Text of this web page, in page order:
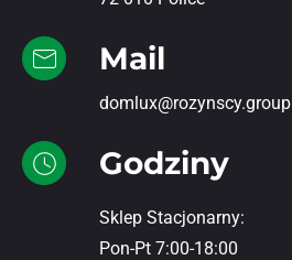
Mail
domlux@rozynscy.group
Godziny
Sklep Stacjonarny:
Pon-Pt 7:00-18:00